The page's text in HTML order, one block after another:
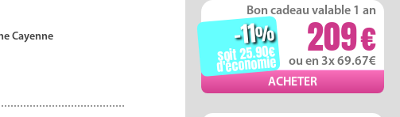
Bon cadeau valable 1 an
209
ou en 3x 69.67
-11%
soit 25.90
d'économie
Cayenne